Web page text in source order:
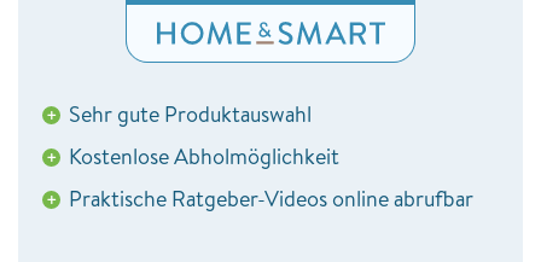
+ Sehr gute Produktauswahl
+ Kostenlose Abholmöglichkeit
+ Praktische Ratgeber-Videos online abrufbar